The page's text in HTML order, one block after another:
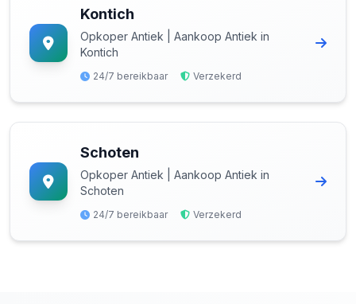
Kontich
Opkoper Antiek | Aankoop Antiek in
Kontich
24/7 bereikbaar Verzekerd
Schoten
Opkoper Antiek | Aankoop Antiek in
Schoten
24/7 bereikbaar Verzekerd